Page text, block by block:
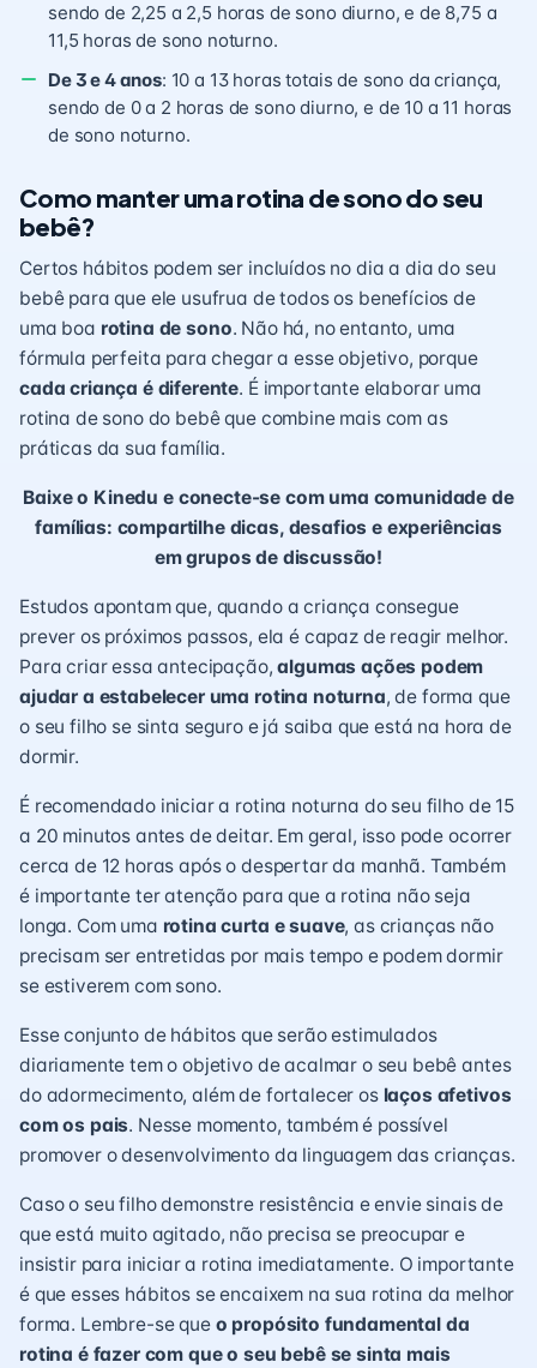
sendo de 2,25 a 2,5 horas de sono diurno, e de 8,75 a
11,5 horas de sono noturno.
De 3 e 4 anos: 10 a 13 horas totais de sono da criança,
sendo de 0 a 2 horas de sono diurno, e de 10 a 11 horas
de sono noturno.
Como manter uma rotina de sono do seu
bebê?
Certos hábitos podem ser incluídos no dia a dia do seu
bebê para que ele usufrua de todos os benefícios de
uma boa rotina de sono. Não há, no entanto, uma
fórmula perfeita para chegar a esse objetivo, porque
cada criança é diferente. É importante elaborar uma
rotina de sono do bebê que combine mais com as
práticas da sua família.
Baixe o Kinedu e conecte-se com uma comunidade de
famílias: compartilhe dicas, desafios e experiências
em grupos de discussão!
Estudos apontam que, quando a criança consegue
prever os próximos passos, ela é capaz de reagir melhor.
Para criar essa antecipação,algumas ações podem
ajudar a estabelecer uma rotina noturna, de forma que
o seu filho se sinta seguro e já saiba que está na hora de
dormir.
É recomendado iniciar a rotina noturna do seu filho de 15
a 20 minutos antes de deitar. Em geral, isso pode ocorrer
cerca de 12 horas após o despertar da manhã. Também
é importante ter atenção para que a rotina não seja
longa. Com uma rotina curta e suave, as crianças não
precisam ser entretidas por mais tempo e podem dormir
se estiverem com sono.
Esse conjunto de hábitos que serão estimulados
diariamente tem o objetivo de acalmar o seu bebê antes
do adormecimento, além de fortalecer os laços afetivos
com os pais. Nesse momento, também é possível
promover odesenvolvimento da linguagemdas crianças.
Caso o seu filho demonstre resistência e envie sinais de
que está muito agitado, não precisa se preocupar e
insistir para iniciar a rotina imediatamente. O importante
é que esses hábitos se encaixem na sua rotina da melhor
forma. Lembre-se que o propósito fundamental da
rotina é fazer com que o seu bebê se sinta mais